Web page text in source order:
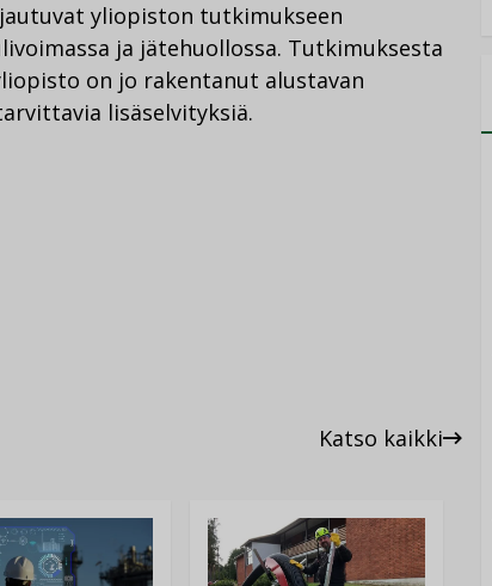
yliopiston tutkimukseen
ja jätehuollossa. Tutkimuksesta
on jo rakentanut alustavan
lisäselvityksiä.
Katso kaikki